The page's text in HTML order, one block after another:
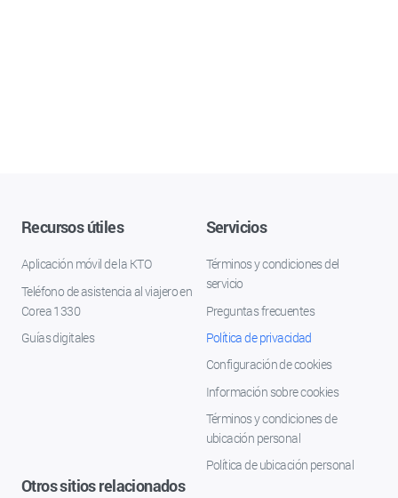
Recursos útiles
Aplicación móvil de la KTO
Teléfono de asistencia al viajero en
Corea 1330
Guías digitales
Servicios
Términos y condiciones del
servicio
Preguntas frecuentes
Política de privacidad
Configuración de cookies
Información sobre cookies
Términos y condiciones de
ubicación personal
Política de ubicación personal
Otros sitios relacionados